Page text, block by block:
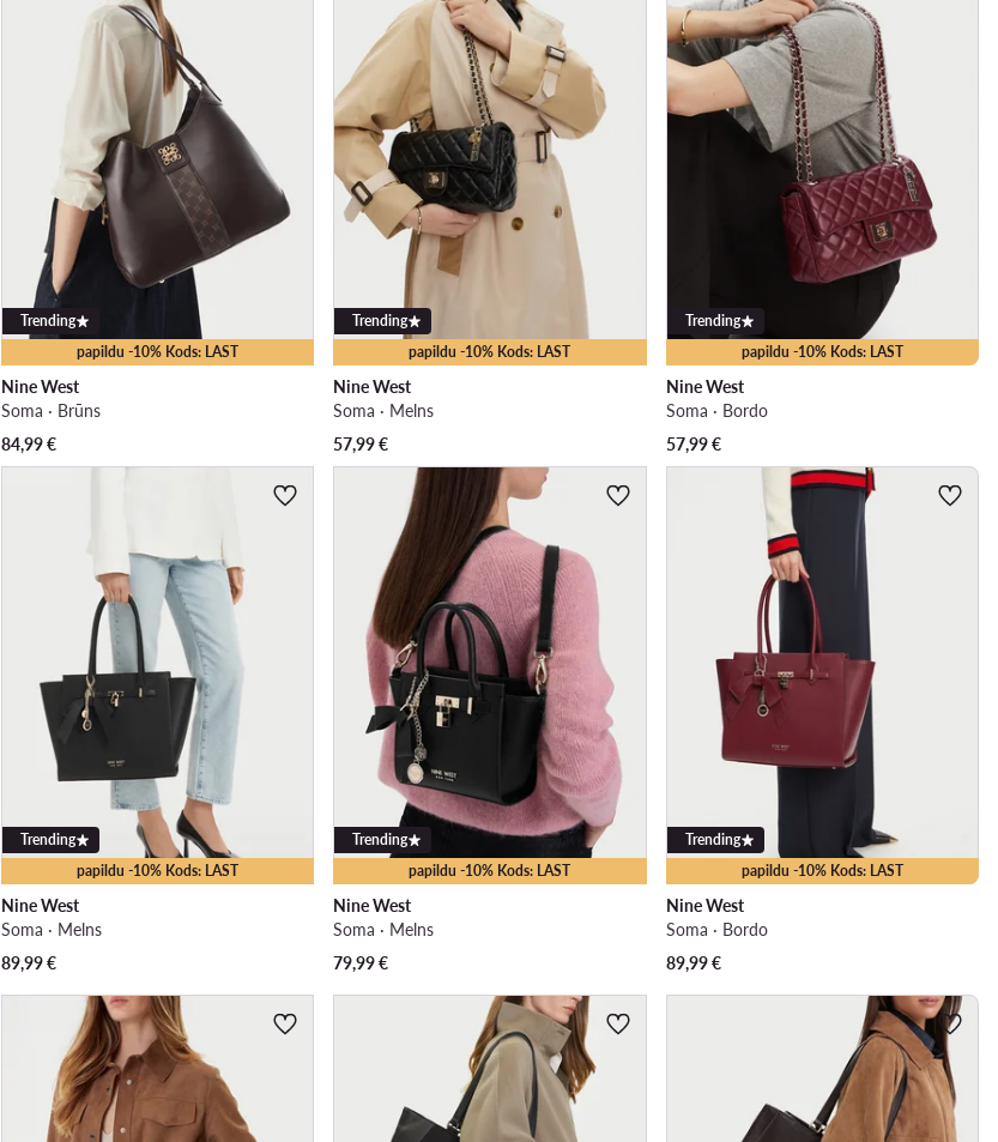
papildu -10% Kods: LAST
Trending
Nine West
Soma · Brūns
84,99€
papildu -10% Kods: LAST
Trending
Nine West
Soma · Melns
57,99€
papildu -10% Kods: LAST
Trending
Nine West
Soma · Bordo
57,99€
papildu -10% Kods: LAST
Trending
Nine West
Soma · Melns
89,99€
papildu -10% Kods: LAST
Trending
Nine West
Soma · Melns
79,99€
papildu -10% Kods: LAST
Trending
Nine West
Soma · Bordo
89,99€